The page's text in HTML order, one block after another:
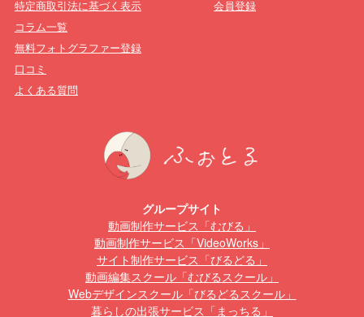
特定商取引法に基づく表示
会員登録
コラム一覧
無料フォトグラファー登録
口コミ
よくある質問
グループサイト
動画制作サービス「むびる」
動画制作サービス「VideoWorks」
サイト制作サービス「びるどる」
動画編集スクール「むびるスクール」
Webデザインスクール「びるどるスクール」
暮らしの出張サービス「まっちる」